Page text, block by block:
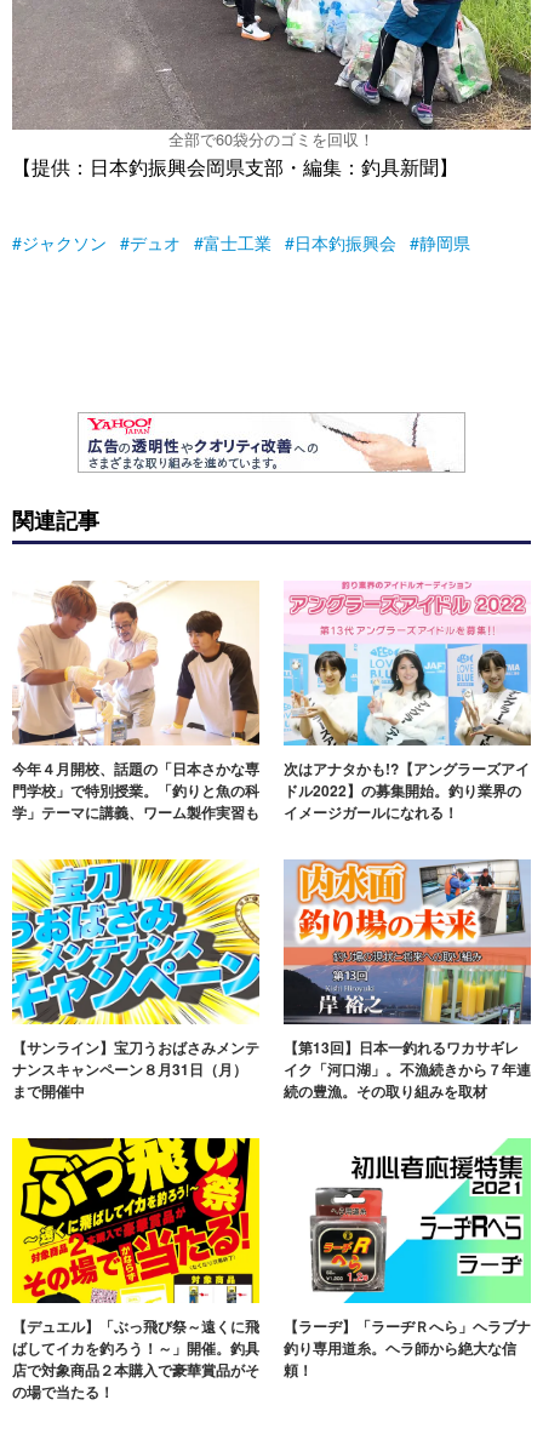
全部で60袋分のゴミを回収！
【提供：日本釣振興会岡県支部・編集：釣具新聞】
ジャクソン デュオ 富士工業 日本釣振興会 静岡県
関連記事
今年４月開校、話題の「日本さかな専
門学校」で特別授業。「釣りと魚の科
学」テーマに講義、ワーム製作実習も
次はアナタかも!?【アングラーズアイ
ドル2022】の募集開始。釣り業界の
イメージガールになれる！
【サンライン】宝刀うおばさみメンテ
ナンスキャンペーン８月31日（月）
まで開催中
【第13回】日本一釣れるワカサギレ
イク「河口湖」。不漁続きから７年連
続の豊漁。その取り組みを取材
【デュエル】「ぶっ飛び祭～遠くに飛
ばしてイカを釣ろう！～」開催。釣具
店で対象商品２本購入で豪華賞品がそ
の場で当たる！
【ラーヂ】「ラーヂＲへら」ヘラブナ
釣り専用道糸。ヘラ師から絶大な信
頼！